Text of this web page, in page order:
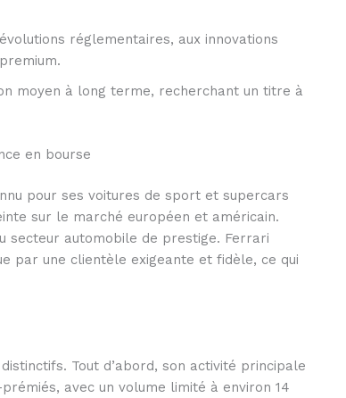
réglementaires, aux innovations
moyen à long terme, recherchant un titre à
en bourse
pour ses voitures de sport et supercars
sur le marché européen et américain.
secteur automobile de prestige. Ferrari
par une clientèle exigeante et fidèle, ce qui
Tout d’abord, son activité principale
avec un volume limité à environ 14